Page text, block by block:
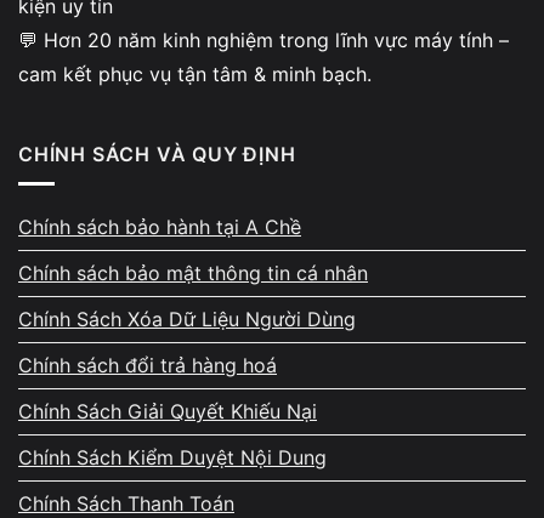
sửa.
Bảo hành theo từng hạng mục
– hỗ trợ kiểm tra lại miễn phí
Mỗi phần sửa chữa đều có chính sách bảo
hành tương ứng. Nếu máy phát sinh biểu hiện
bất thường sau sửa, kỹ thuật sẵn sàng kiểm
tra lại miễn phí và hỗ trợ xử lý đến khi thiết
bị hoạt động ổn định. Chính sách rõ ràng này
giúp khách yên tâm sử dụng máy lâu dài.
kiện uy tín
💬 Hơn 20 năm kinh nghiệm trong lĩnh vực máy tính –
cam kết phục vụ tận tâm & minh bạch.
CHÍNH SÁCH VÀ QUY ĐỊNH
Chính sách bảo hành tại A Chề
Chính sách bảo mật thông tin cá nhân
Chính Sách Xóa Dữ Liệu Người Dùng
Chính sách đổi trả hàng hoá
Chính Sách Giải Quyết Khiếu Nại
Chính Sách Kiểm Duyệt Nội Dung
Chính Sách Thanh Toán